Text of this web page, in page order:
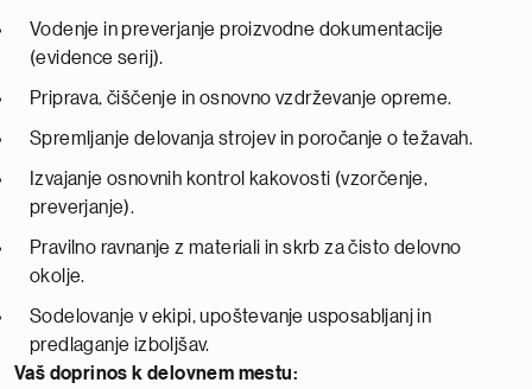
Vodenje in preverjanje proizvodne dokumentacije
(evidence serij).
Priprava, čiščenje in osnovno vzdrževanje opreme.
Spremljanje delovanja strojev in poročanje o težavah.
Izvajanje osnovnih kontrol kakovosti (vzorčenje,
preverjanje).
Pravilno ravnanje z materiali in skrb za čisto delovno
okolje.
Sodelovanje v ekipi, upoštevanje usposabljanj in
predlaganje izboljšav.
Vaš doprinos k delovnem mestu: